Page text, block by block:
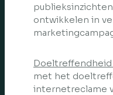
ontwikkelen in
met het
internetreclame